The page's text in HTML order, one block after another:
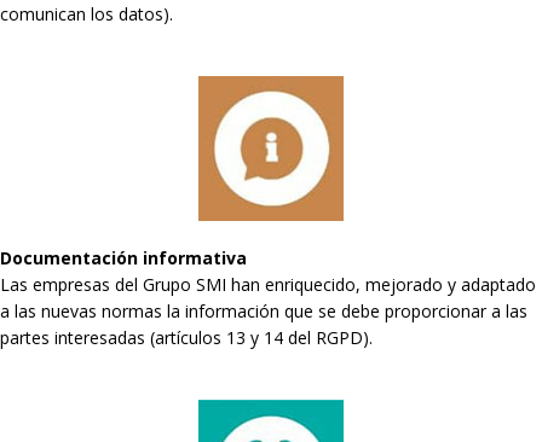
comunican los datos).
Documentación informativa
Las empresas del Grupo SMI han enriquecido, mejorado y adaptado
a las nuevas normas la información que se debe proporcionar a las
partes interesadas (artículos 13 y 14 del RGPD).